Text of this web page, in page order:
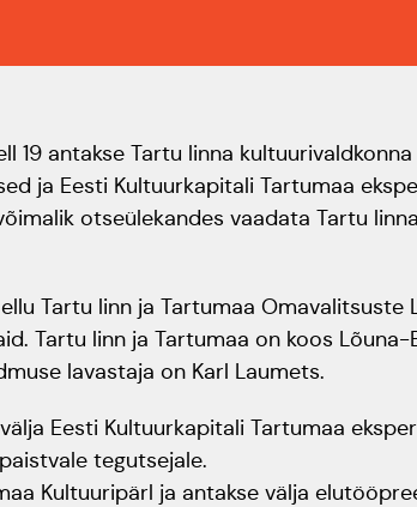
19 antakse Tartu linna
ja Eesti Kultuurkapitali Tartumaa
otseülekandes vaadata Tartu
Tartu linn ja Tartumaa Omavalitsuste
Tartu linn ja Tartumaa on koos
lavastaja on Karl Laumets.
Eesti Kultuurkapitali Tartumaa
tegutsejale.
Kultuuripärl ja antakse välja